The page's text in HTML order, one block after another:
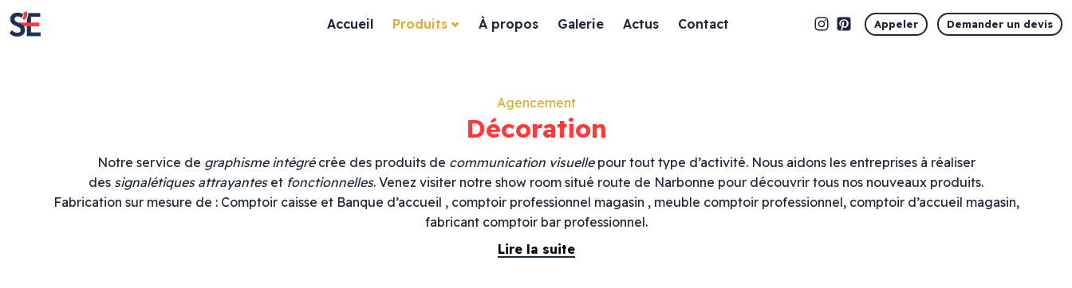
Accueil Produits À propos Galerie Actus Contact Appeler Demander un devis
Agencement
Décoration
Notre service de graphisme intégrécrée des produits de communication visuellepour tout type d’activité. Nous aidons les entreprises à réaliser
des signalétiques attrayanteset fonctionnelles. Venez visiter notre show room situé route de Narbonne pour découvrir tous nos nouveaux produits.
Fabrication sur mesure de : Comptoir caisse et Banque d’accueil , comptoir professionnel magasin , meuble comptoir professionnel, comptoir d’accueil magasin,
fabricant comptoir bar professionnel.
Nous proposons également de nombreux éléments de signalétique permettant de décorer et dynamiser votre commerce. Nous réalisons régulièrement des
enseignes lumineuses intérieures, des marquage muraux, logo intérieur en aluminium ou PVC découpé….
Lire la suite